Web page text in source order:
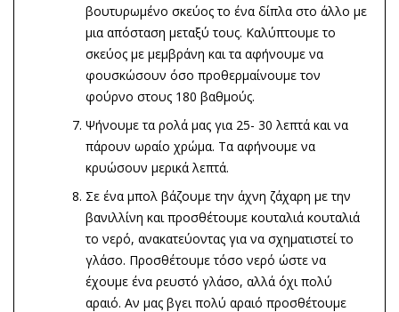
βουτυρωμένο σκεύος το ένα δίπλα στο άλλο με
μια απόσταση μεταξύ τους. Καλύπτουμε το
σκεύος με μεμβράνη και τα αφήνουμε να
φουσκώσουν όσο προθερμαίνουμε τον
φούρνο στους 180 βαθμούς.
Ψήνουμε τα ρολά μας για 25- 30 λεπτά και να
πάρουν ωραίο χρώμα. Τα αφήνουμε να
κρυώσουν μερικά λεπτά.
Σε ένα μπολ βάζουμε την άχνη ζάχαρη με την
βανιλλίνη και προσθέτουμε κουταλιά κουταλιά
το νερό, ανακατεύοντας για να σχηματιστεί το
γλάσο. Προσθέτουμε τόσο νερό ώστε να
έχουμε ένα ρευστό γλάσο, αλλά όχι πολύ
αραιό. Αν μας βγει πολύ αραιό προσθέτουμε